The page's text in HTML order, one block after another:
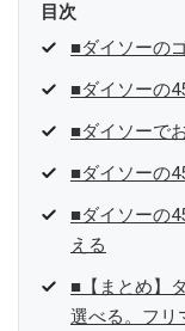
目次
■ダイソーの
■ダイソーの
■ダイソーで
■ダイソーの
■ダイソーの
える
■【まとめ】
選べる。フリ